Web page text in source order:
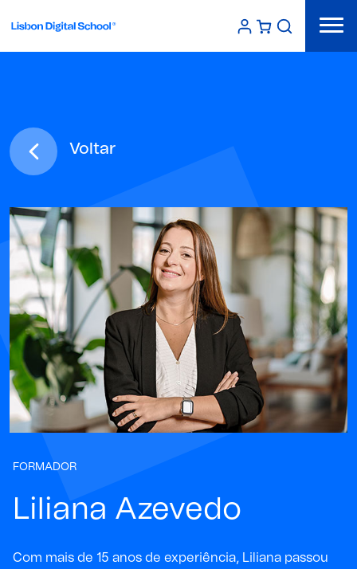
Voltar
FORMADOR
Liliana Azevedo
Com mais de 15 anos de experiência, Liliana passou